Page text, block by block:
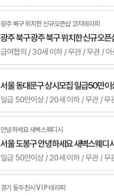
광주 북구 위치한 신규오픈샵 코지테라피
광주 북구 광주 북구 위치한 신규오
급여협의 / 30세 이하 / 무관 / 무관 / 아
서울 동대문구 상시모집 일급50만이
일급 50만이상 / 20세 이하 / 무관 / 무
안녕하세요 새벽스웨디시
서울 도봉구 안녕하세요 새벽스웨디
경기 동두천시 V I P 테라피